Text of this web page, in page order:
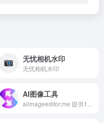
无忧相机水印
无忧相机水印
AI图像工具